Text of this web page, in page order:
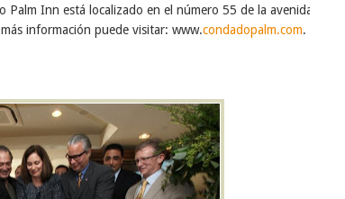
Inn está localizado en el número 55 de la avenida
información puede visitar: www.condadopalm.com.